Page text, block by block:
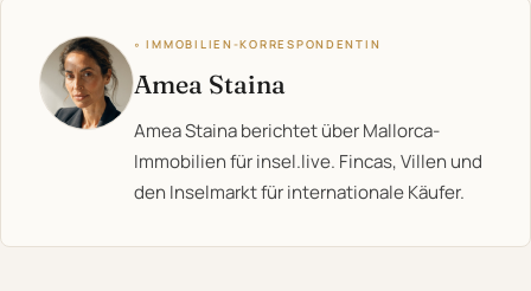
◦ IMMOBILIEN-KORRESPONDENTIN
Amea Staina
Amea Staina berichtet über Mallorca-
Immobilien für insel.live. Fincas, Villen und
den Inselmarkt für internationale Käufer.